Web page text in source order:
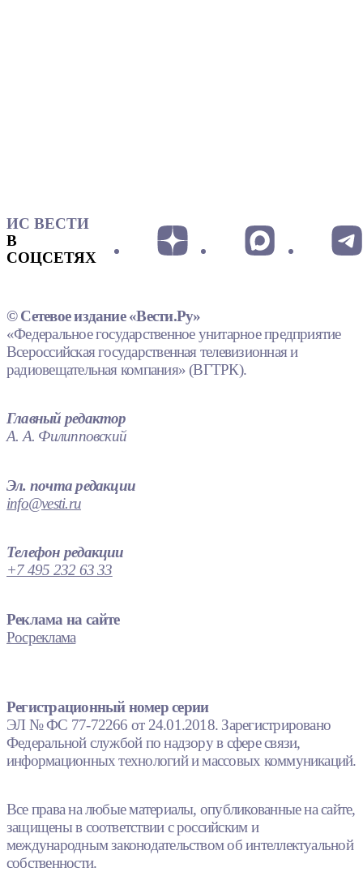
ИС ВЕСТИ
В
СОЦСЕТЯХ
© Сетевое издание «Вести.Ру»
«Федеральное государственное унитарное предприятие
Всероссийская государственная телевизионная и
радиовещательная компания» (ВГТРК).
Главный редактор
А. А. Филипповский
Эл. почта редакции
info@vesti.ru
Телефон редакции
+7 495 232 63 33
Реклама на сайте
Росреклама
Регистрационный номер серии
ЭЛ № ФС 77-72266 от 24.01.2018. Зарегистрировано
Федеральной службой по надзору в сфере связи,
информационных технологий и массовых коммуникаций.
Все права на любые материалы, опубликованные на сайте,
защищены в соответствии с российским и
международным законодательством об интеллектуальной
собственности.